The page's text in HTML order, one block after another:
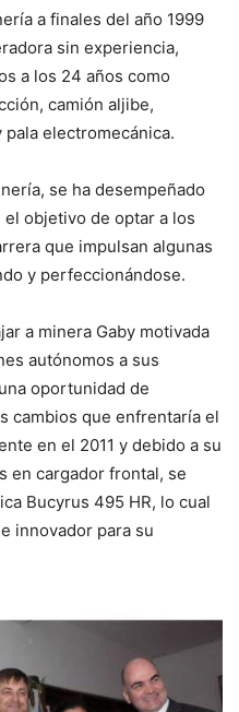
a finales del año 1999
sin experiencia,
a los 24 años como
camión aljibe,
electromecánica.
se ha desempeñado
objetivo de optar a los
que impulsan algunas
y perfeccionándose.
a minera Gaby motivada
autónomos a sus
oportunidad de
cambios que enfrentaría el
en el 2011 y debido a su
en cargador frontal, se
Bucyrus 495 HR, lo cual
innovador para su